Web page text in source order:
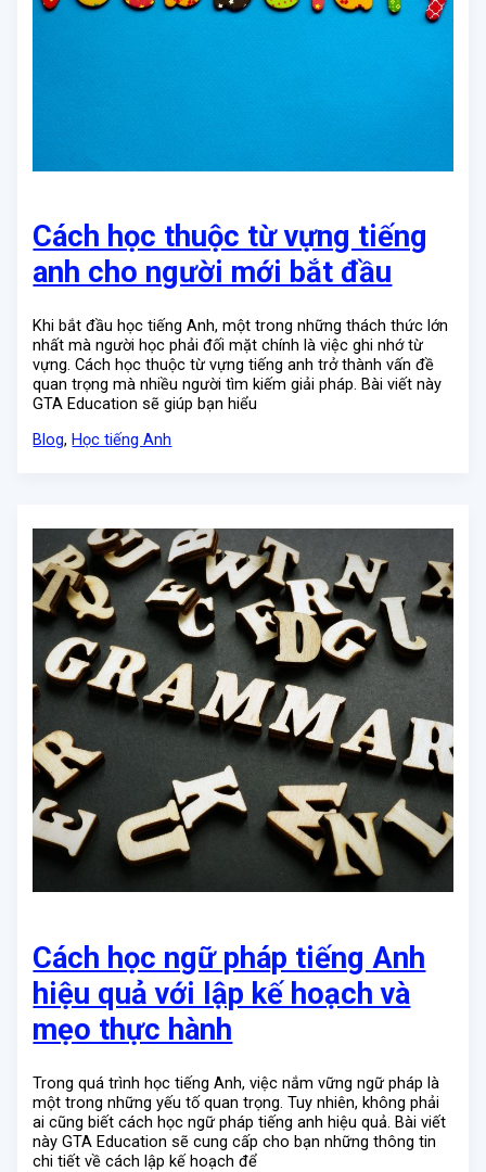
Cách học thuộc từ vựng tiếng
anh cho người mới bắt đầu
Khi bắt đầu học tiếng Anh, một trong những thách thức lớn
nhất mà người học phải đối mặt chính là việc ghi nhớ từ
vựng. Cách học thuộc từ vựng tiếng anh trở thành vấn đề
quan trọng mà nhiều người tìm kiếm giải pháp. Bài viết này
GTA Education sẽ giúp bạn hiểu
Blog,Học tiếng Anh
Cách học ngữ pháp tiếng Anh
hiệu quả với lập kế hoạch và
mẹo thực hành
Trong quá trình học tiếng Anh, việc nắm vững ngữ pháp là
một trong những yếu tố quan trọng. Tuy nhiên, không phải
ai cũng biết cách học ngữ pháp tiếng anh hiệu quả. Bài viết
này GTA Education sẽ cung cấp cho bạn những thông tin
chi tiết về cách lập kế hoạch để